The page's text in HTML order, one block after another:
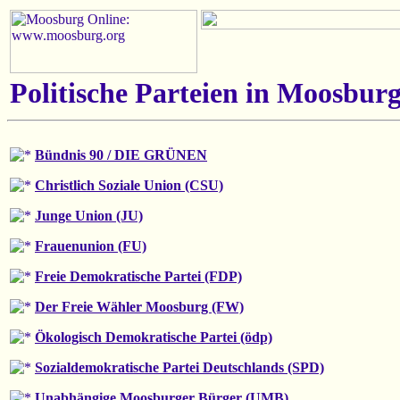
Politische Parteien in
Bündnis 90 / DIE GRÜNEN
Christlich Soziale Union (CSU)
Junge Union (JU)
Frauenunion (FU)
Freie Demokratische Partei (FDP)
Der Freie Wähler Moosburg (FW)
Ökologisch Demokratische Partei (ödp)
Sozialdemokratische Partei Deutschlands (SPD)